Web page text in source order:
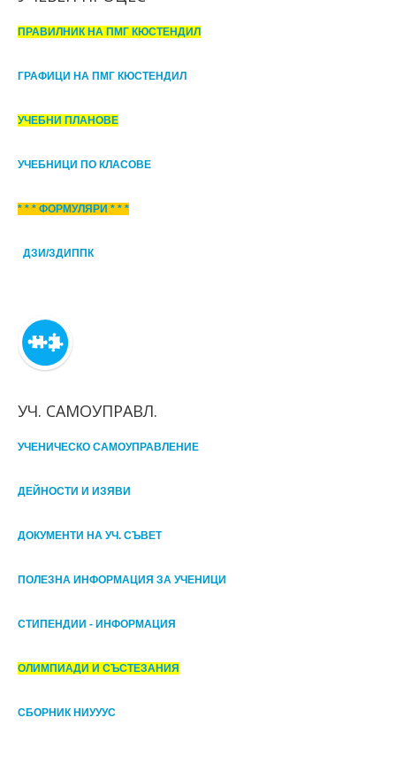
ПРАВИЛНИК НА ПМГ КЮСТЕНДИЛ
ГРАФИЦИ НА ПМГ КЮСТЕНДИЛ
УЧЕБНИ ПЛАНОВЕ
УЧЕБНИЦИ ПО КЛАСОВЕ
* * * ФОРМУЛЯРИ * * *
ДЗИ/ЗДИППК
УЧ. САМОУПРАВЛ.
УЧЕНИЧЕСКО САМОУПРАВЛЕНИЕ
ДЕЙНОСТИ И ИЗЯВИ
ДОКУМЕНТИ НА УЧ. СЪВЕТ
ПОЛЕЗНА ИНФОРМАЦИЯ ЗА УЧЕНИЦИ
СТИПЕНДИИ - ИНФОРМАЦИЯ
ОЛИМПИАДИ И СЪСТЕЗАНИЯ
СБОРНИК НИУУУС